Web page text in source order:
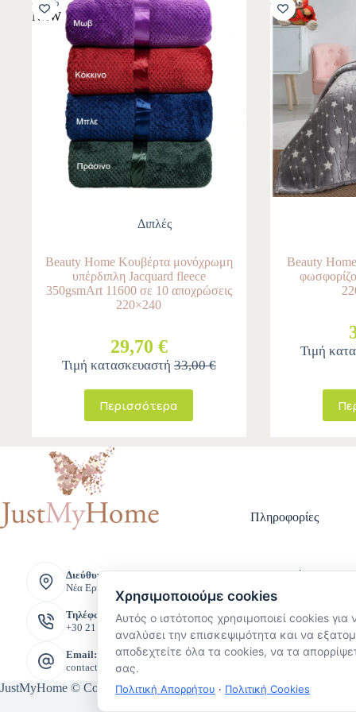
NEW
Διπλές
Beauty Home Κουβέρτα μονόχρωμη
υπέρδιπλη Jacquard fleece
350gsmArt 11600 σε 10 αποχρώσεις
220×240
29,70 €
Τιμή κατασκευαστή 33,00 €
Περισσότερα
Beauty
Τιμή
Διεύθυνση:
Νέα Ερυθραία, Ελλάδα
Τηλέφωνο:
+30 211 221 8888
Email:
contact@justmyhome.gr
Πληροφορίες
Τρόποι
Όροι και
Πολιτική
Προσωπικών
JustMyHome © Copyright 2026
Χρησιμοποιούμε cookies
Αυτός ο ιστότοπος χρησιμοποιεί cookies
αναλύσει την επισκεψιμότητα και να
αποδεχτείτε όλα τα cookies, να τα
σας.
Πολιτική Απορρήτου · Πολιτική Cookies